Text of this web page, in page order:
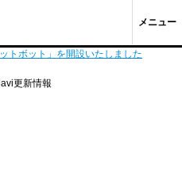
メニュー
トボット」を開設いたしました
更新情報